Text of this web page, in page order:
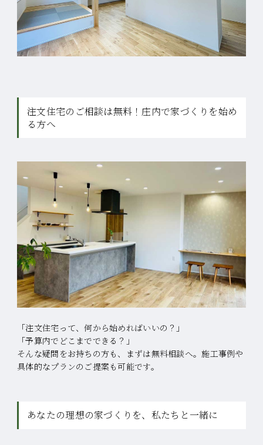
注文住宅のご相談は無料！庄内で家づくりを始め
る方へ
「注文住宅って、何から始めればいいの？」
「予算内でどこまでできる？」
そんな疑問をお持ちの方も、まずは無料相談へ。施工事例や
具体的なプランのご提案も可能です。
あなたの理想の家づくりを、私たちと一緒に